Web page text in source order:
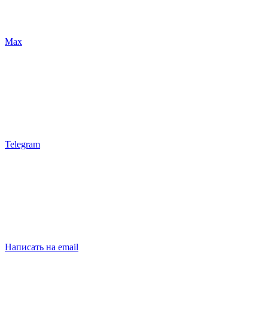
Max
Telegram
Написать на email